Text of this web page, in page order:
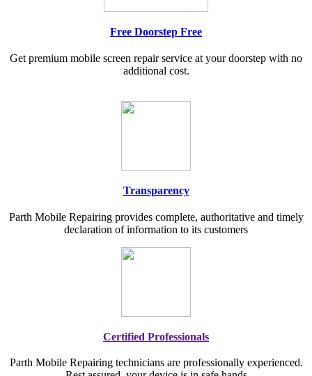
Free Doorstep Free
Get premium mobile screen repair service at your doorstep with no
additional cost.
Transparency
Parth Mobile Repairing provides complete, authoritative and timely
declaration of information to its customers
Certified Professionals
Parth Mobile Repairing technicians are professionally experienced.